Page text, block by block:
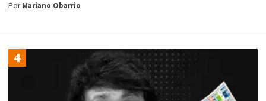
PorMariano Obarrio